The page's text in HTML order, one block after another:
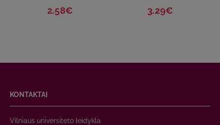
2.58€ 3.29€
KONTAKTAI
Vilniaus universiteto leidykla